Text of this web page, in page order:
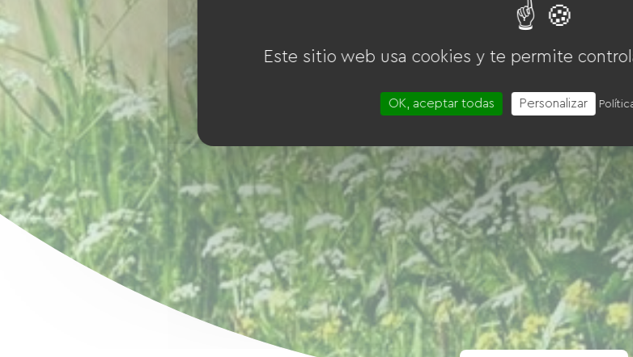
Este sitio web usa cookies y te permite
OK, aceptar todas Personalizar